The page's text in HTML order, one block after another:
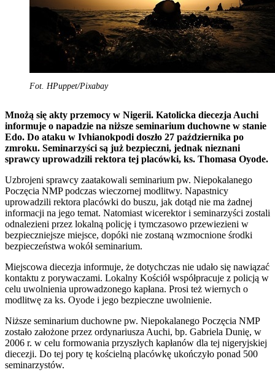
Fot. HPuppet/Pixabay
Mnożą się akty przemocy w Nigerii. Katolicka diecezja Auchi
informuje o napadzie na niższe seminarium duchowne w stanie
Edo. Do ataku w Ivhianokpodi doszło 27 października po
zmroku. Seminarzyści są już bezpieczni, jednak nieznani
sprawcy uprowadzili rektora tej placówki, ks. Thomasa Oyode.
Uzbrojeni sprawcy zaatakowali seminarium pw. Niepokalanego
Poczęcia NMP podczas wieczornej modlitwy. Napastnicy
uprowadzili rektora placówki do buszu, jak dotąd nie ma żadnej
informacji na jego temat. Natomiast wicerektor i seminarzyści zostali
odnalezieni przez lokalną policję i tymczasowo przewiezieni w
bezpieczniejsze miejsce, dopóki nie zostaną wzmocnione środki
bezpieczeństwa wokół seminarium.
Miejscowa diecezja informuje, że dotychczas nie udało się nawiązać
kontaktu z porywaczami. Lokalny Kościół współpracuje z policją w
celu uwolnienia uprowadzonego kapłana. Prosi też wiernych o
modlitwę za ks. Oyode i jego bezpieczne uwolnienie.
Niższe seminarium duchowne pw. Niepokalanego Poczęcia NMP
zostało założone przez ordynariusza Auchi, bp. Gabriela Dunię, w
2006 r. w celu formowania przyszłych kapłanów dla tej nigeryjskiej
diecezji. Do tej pory tę kościelną placówkę ukończyło ponad 500
seminarzystów.